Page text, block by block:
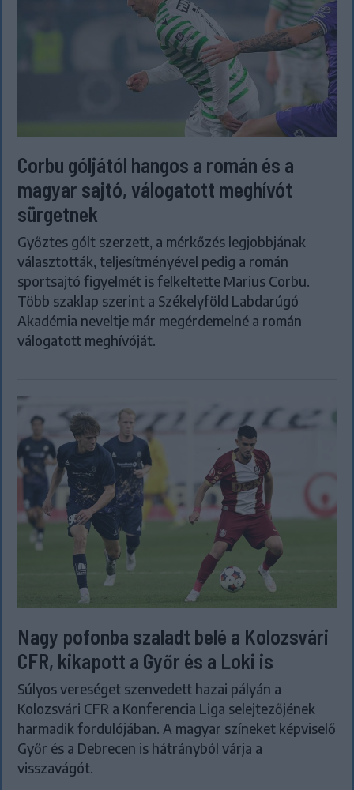
Corbu góljától hangos a román és a
magyar sajtó, válogatott meghívót
sürgetnek
Győztes gólt szerzett, a mérkőzés legjobbjának
választották, teljesítményével pedig a román
sportsajtó figyelmét is felkeltette Marius Corbu.
Több szaklap szerint a Székelyföld Labdarúgó
Akadémia neveltje már megérdemelné a román
válogatott meghívóját.
Nagy pofonba szaladt belé a Kolozsvári
CFR, kikapott a Győr és a Loki is
Súlyos vereséget szenvedett hazai pályán a
Kolozsvári CFR a Konferencia Liga selejtezőjének
harmadik fordulójában. A magyar színeket képviselő
Győr és a Debrecen is hátrányból várja a
visszavágót.